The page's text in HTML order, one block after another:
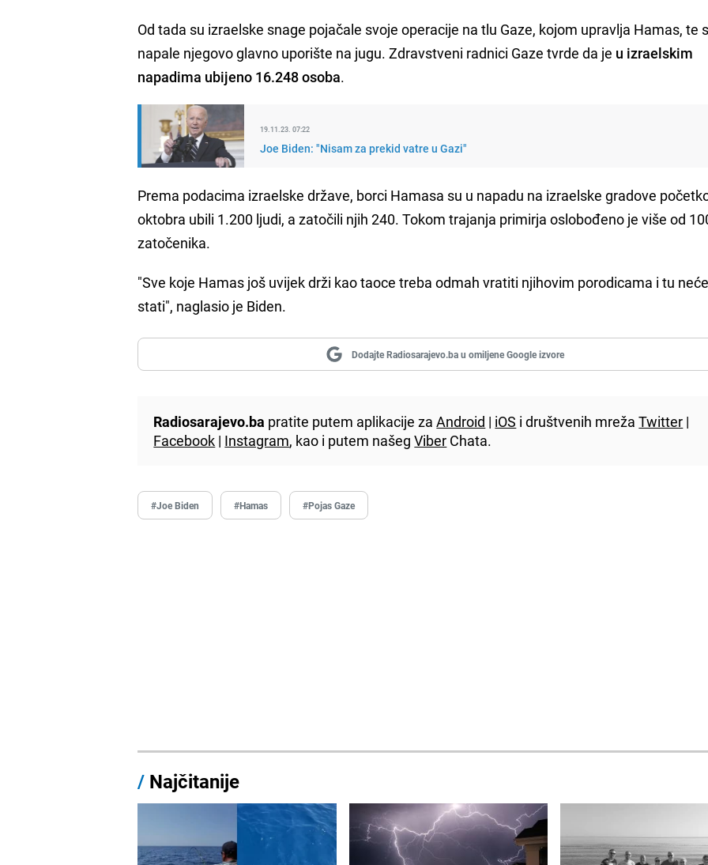
Od tada su izraelske snage pojačale svoje operacije na tlu Gaze, kojom upravlja Hamas, te
napale njegovo glavno uporište na jugu. Zdravstveni radnici Gaze tvrde da je u izraelskim
napadima ubijeno 16.248 osoba.
19.11.23. 07:22
Joe Biden: "Nisam za prekid vatre u Gazi"
Prema podacima izraelske države, borci Hamasa su u napadu na izraelske gradove
oktobra ubili 1.200 ljudi, a zatočili njih 240. Tokom trajanja primirja oslobođeno je više od
zatočenika.
"Sve koje Hamas još uvijek drži kao taoce treba odmah vratiti njihovim porodicama i tu
stati", naglasio je Biden.
Dodajte Radiosarajevo.ba u omiljene Google izvore
Radiosarajevo.ba pratite putem aplikacije zaAndroid | iOS i društvenih mrežaTwitter |
Facebook | Instagram, kao i putem našegViber Chata.
#Joe Biden #Hamas #Pojas Gaze
/ Najčitanije